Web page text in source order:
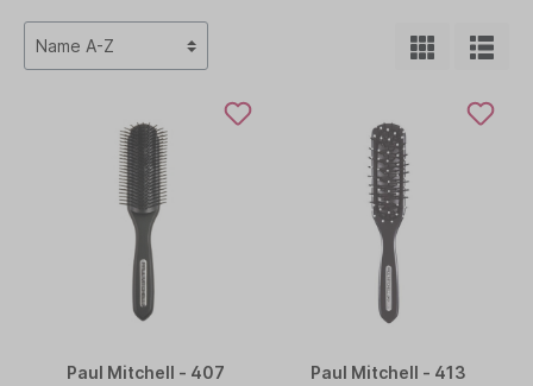
Paul Mitchell - 407
Paul Mitchell - 413